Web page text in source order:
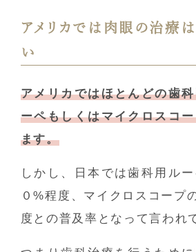
アメリカでは肉眼の治療
い
アメリカではほとんどの歯
ーペもしくはマイクロスコ
ます。
しかし、日本では歯科用ル
０%程度、マイクロスコープ
度との普及率となって言われ